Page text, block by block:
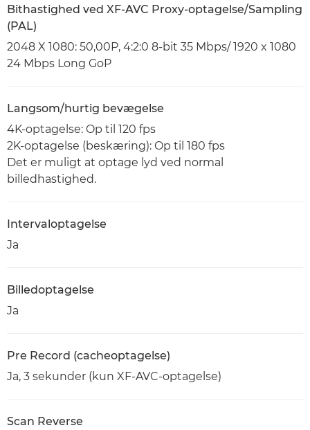
Bithastighed ved XF-AVC Proxy-optagelse/Sampling
(PAL)
2048 X 1080: 50,00P, 4:2:0 8-bit 35 Mbps/ 1920 x 1080
24 Mbps Long GoP
Langsom/hurtig bevægelse
4K-optagelse: Op til 120 fps
2K-optagelse (beskæring): Op til 180 fps
Det er muligt at optage lyd ved normal
billedhastighed.
Intervaloptagelse
Ja
Billedoptagelse
Ja
Pre Record (cacheoptagelse)
Ja, 3 sekunder (kun XF-AVC-optagelse)
Scan Reverse